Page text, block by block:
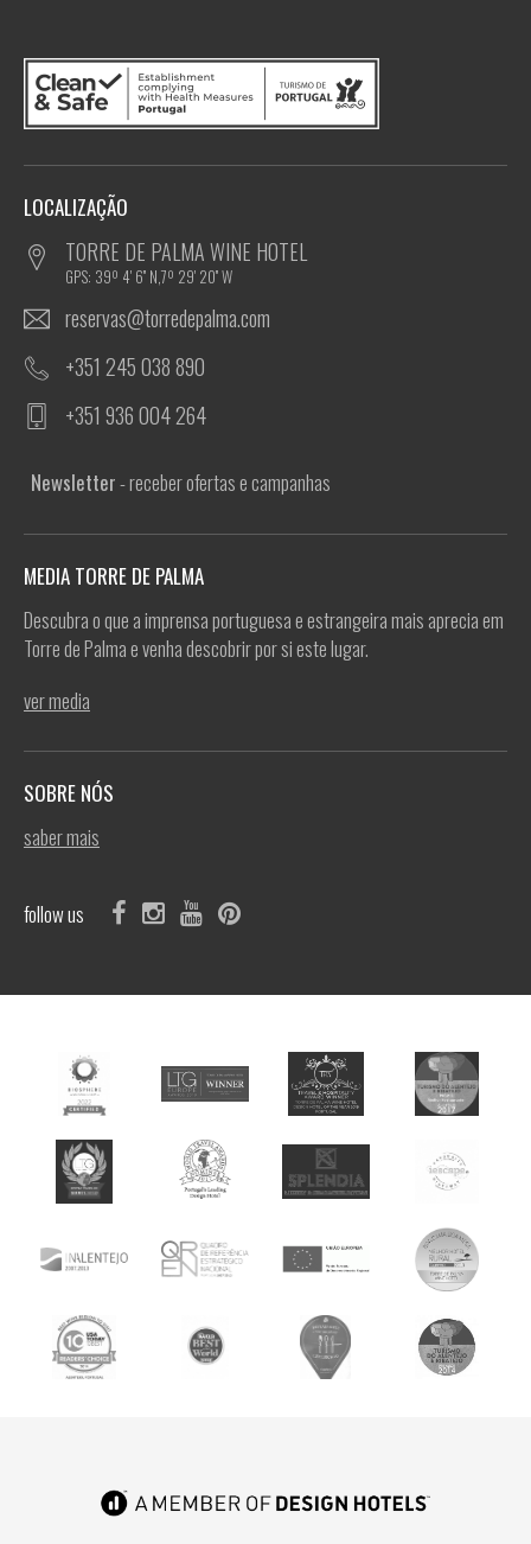
LOCALIZAÇÃO
TORRE DE PALMA WINE HOTEL
GPS: 39º 4' 6'' N,7º 29' 20'' W
reservas@torredepalma.com
+351 245 038 890
+351 936 004 264
Newsletter- receber ofertas e campanhas
MEDIA TORRE DE PALMA
Descubra o que a imprensa portuguesa e estrangeira mais aprecia em
Torre de Palma e venha descobrir por si este lugar.
ver media
SOBRE NÓS
saber mais
follow us